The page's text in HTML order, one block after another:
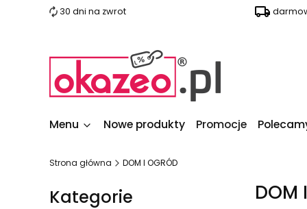
30 dni na zwrot
Menu Nowe produkty Promocje
Strona główna DOM I OGRÓD
Kategorie DOM